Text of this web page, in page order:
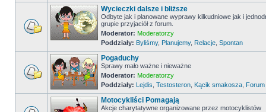
Wycieczki dalsze i bliższe
Odbyte jak i planowane wyprawy kilkudniowe jak i
grupie przyjaciół z forum.
Moderator: Moderatorzy
Poddziały: Byliśmy, Planujemy, Relacje Spontan
Pogaduchy
Sprawy mało ważne i nieważne
Moderator: Moderatorzy
Poddziały: Lejdis Testosteron Kącik smakosza
Motocykliści Pomagają
Akcje charytatywne organizowane przez motocyklistów